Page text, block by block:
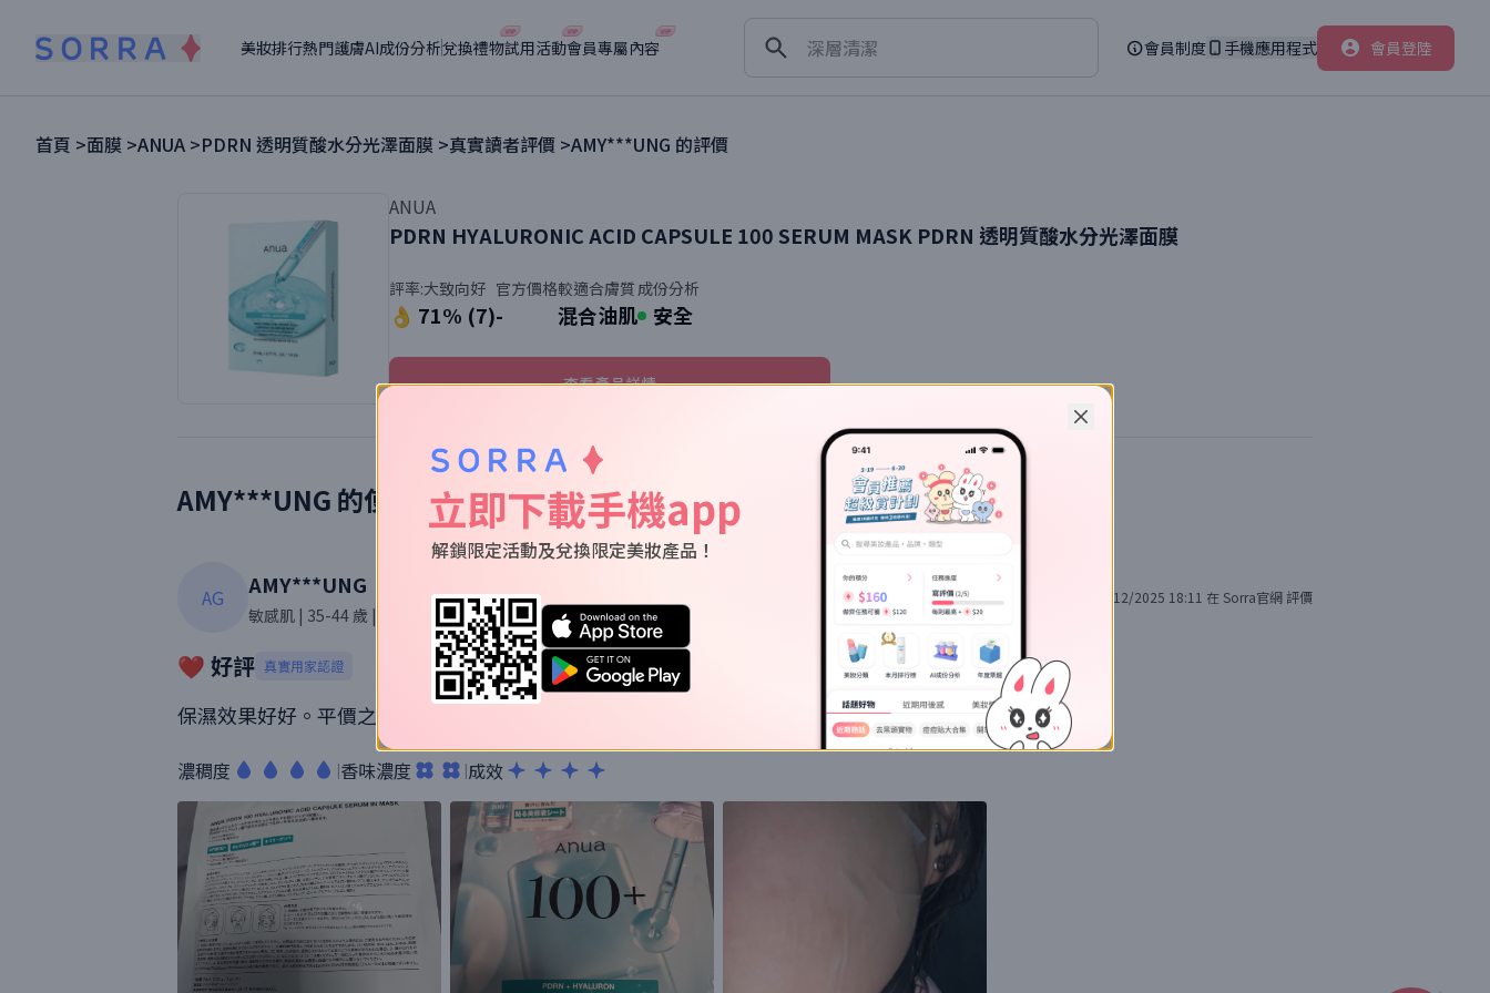
美妝排行熱門護膚AI成份分析兌換禮物試用活動會員專屬內容
深層清潔
會員制度 手機應用程式 會員登陸
首頁 >面膜 >ANUA >PDRN 透明質酸水分光澤面膜 >真實讀者評價 >AMY***UNG 的評價
ANUA
PDRN HYALURONIC ACID CAPSULE 100 SERUM MASK PDRN 透明質酸水分光澤面膜
評率:大致向好
👌 71% (7)
官方價格
-
較適合膚質
混合油肌
成份分析
安全
查看產品詳情
AMY***UNG 的使用評價
AG AMY***UNG
敏感肌 | 35-44 歲 | 女性 | 30則評價
15/12/2025 18:11 在Sorra官網評價
❤️ 好評 真實用家認證
保濕效果好好。平價之選 好貼面，精華都好足夠 full上去涼涼地好舒服！
濃稠度 |香味濃度 |成效
立即下載手機app
解鎖限定活動及兌換限定美妝產品！